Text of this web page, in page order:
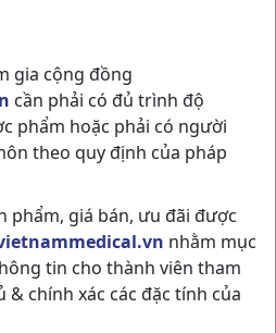
gia cộng đồng
cần phải có đủ trình độ
phẩm hoặc phải có người
theo quy định của pháp
phẩm, giá bán, ưu đãi được
nhằm mục
tin cho thành viên tham
& chính xác các đặc tính của